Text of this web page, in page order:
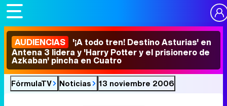
AUDIENCIAS '¡A todo tren! Destino Asturias' en
Antena 3 lidera y 'Harry Potter y el prisionero de
Azkaban' pincha en Cuatro
FórmulaTV Noticias 13 noviembre 2006